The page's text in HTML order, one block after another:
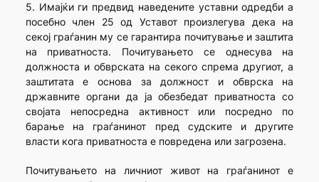
5. Имајќи ги предвид наведените уставни одредби а
посебно член 25 од Уставот произлегува дека на
секој граѓанин му се гарантира почитување и заштита
на приватноста. Почитувањето се однесува на
должноста и обврската на секого спрема другиот, а
заштитата е основа за должност и обврска на
државните органи да ја обезбедат приватноста со
својата непосредна активност или посредно по
барање на граѓанинот пред судските и другите
власти кога приватноста е повредена или загрозена.
Почитувањето на личниот живот на граѓанинот е